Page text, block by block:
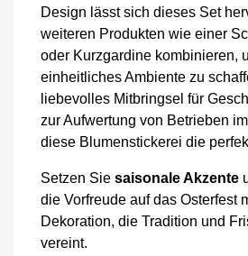
Design lässt sich dieses Set
weiteren Produkten wie einer
oder Kurzgardine kombinieren,
einheitliches Ambiente zu
liebevolles Mitbringsel für
zur Aufwertung von Betrieben
diese Blumenstickerei die
Setzen Sie saisonale Akzente
die Vorfreude auf das Osterfest
Dekoration, die Tradition und
vereint.